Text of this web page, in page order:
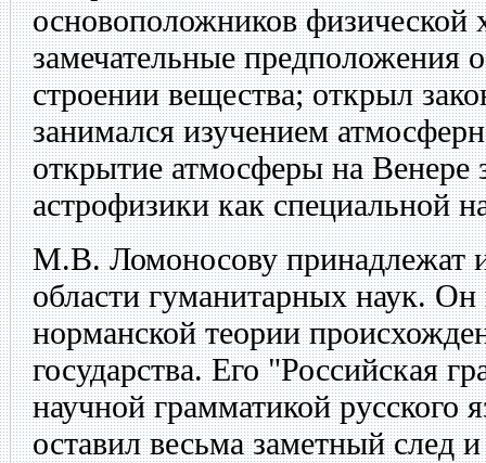
основоположников физической
замечательные предположения
строении вещества; открыл
занимался изучением
открытие атмосферы на Венере
астрофизики как специальной
М.В. Ломоносову принадлежат
области гуманитарных наук.
норманской теории
государства. Его "Российская
научной грамматикой
оставил весьма заметный след